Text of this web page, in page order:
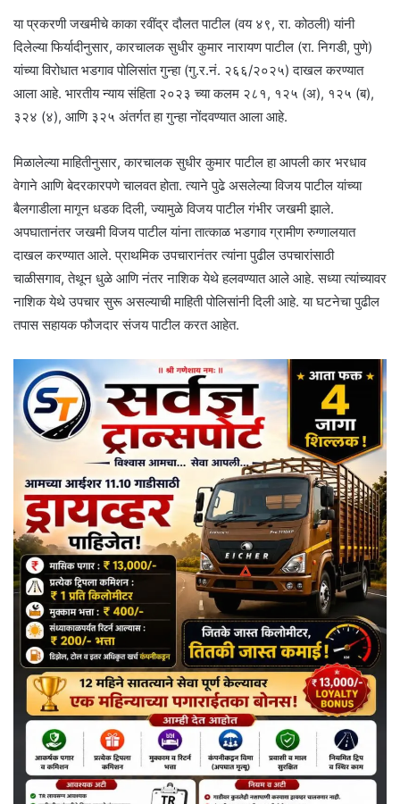
या प्रकरणी जखमीचे काका रवींद्र दौलत पाटील (वय ४९, रा. कोठली) यांनी
दिलेल्या फिर्यादीनुसार, कारचालक सुधीर कुमार नारायण पाटील (रा. निगडी, पुणे)
यांच्या विरोधात भडगाव पोलिसांत गुन्हा (गु.र.नं. २६६/२०२५) दाखल करण्यात
आला आहे. भारतीय न्याय संहिता २०२३ च्या कलम २८१, १२५ (अ), १२५ (ब),
३२४ (४), आणि ३२५ अंतर्गत हा गुन्हा नोंदवण्यात आला आहे.
मिळालेल्या माहितीनुसार, कारचालक सुधीर कुमार पाटील हा आपली कार भरधाव
वेगाने आणि बेदरकारपणे चालवत होता. त्याने पुढे असलेल्या विजय पाटील यांच्या
बैलगाडीला मागून धडक दिली, ज्यामुळे विजय पाटील गंभीर जखमी झाले.
अपघातानंतर जखमी विजय पाटील यांना तात्काळ भडगाव ग्रामीण रुग्णालयात
दाखल करण्यात आले. प्राथमिक उपचारानंतर त्यांना पुढील उपचारांसाठी
चाळीसगाव, तेथून धुळे आणि नंतर नाशिक येथे हलवण्यात आले आहे. सध्या त्यांच्यावर
नाशिक येथे उपचार सुरू असल्याची माहिती पोलिसांनी दिली आहे. या घटनेचा पुढील
तपास सहायक फौजदार संजय पाटील करत आहेत.